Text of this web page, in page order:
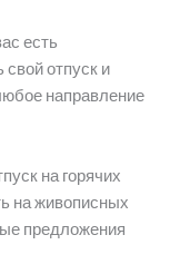
есть
отпуск и
направление
на горячих
на живописных
предложения